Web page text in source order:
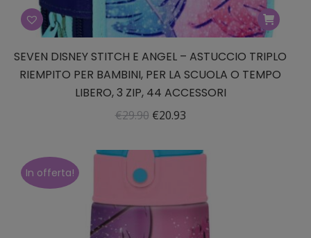
SEVEN DISNEY STITCH E ANGEL – ASTUCCIO TRIPLO
RIEMPITO PER BAMBINI, PER LA SCUOLA O TEMPO
LIBERO, 3 ZIP, 44 ACCESSORI
€29.90 Il
originale
€20.93Il
attuale
In offerta!